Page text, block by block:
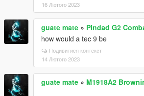
16 Лютого 2023
guate mate » Pindad G2
how would a tec 9 be
Подивитися контекст
14 Лютого 2023
guate mate » M1918A2